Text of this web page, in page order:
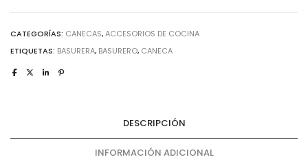
mm
cantidad
CATEGORÍAS: CANECAS,ACCESORIOS DE COCINA
ETIQUETAS: BASURERA, BASURERO, CANECA
DESCRIPCIÓN
INFORMACIÓN ADICIONAL